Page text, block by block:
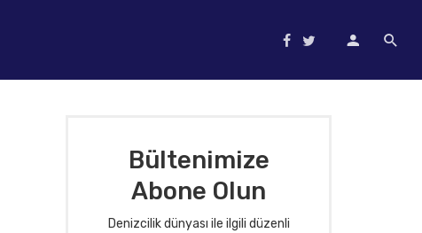
Bültenimize
Abone Olun
Denizcilik dünyası ile ilgili düzenli